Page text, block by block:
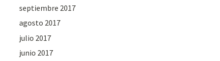
septiembre 2017
agosto 2017
julio 2017
junio 2017